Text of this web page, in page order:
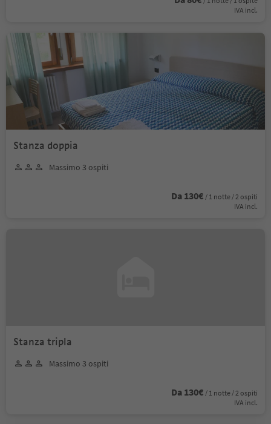
IVA incl.
Stanza doppia
Massimo 3 ospiti
Da 130€ / 1 notte / 2 ospiti
IVA incl.
Stanza tripla
Massimo 3 ospiti
Da 130€ / 1 notte / 2 ospiti
IVA incl.